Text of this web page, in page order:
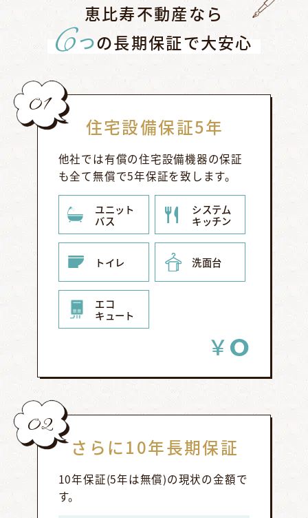
恵比寿不動産なら
6つの長期保証で大安心
01
住宅設備保証5年
他社では有償の住宅設備機器の保証
も全て無償で5年保証を致します。
ユニット
バス
システム
キッチン
トイレ 洗面台
エコ
キュート
￥0
02
さらに10年長期保証
10年保証(5年は無償)の現状の金額で
す。